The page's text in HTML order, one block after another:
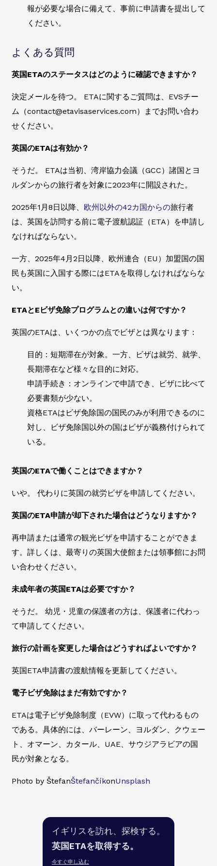
報が必要な場合に備えて、事前に申請書を提出して
ください。
よくある質問
英国ETAのステータスはどのように確認できますか？
決定メールを待つ。 ETAに関するご質問は、EVSチー
ム（contact@etavisaservices.com）までお問い合わ
せください。
英国のETAは有効か？
そうだ。 ETAは当初、湾岸協力会議（GCC）諸国とヨ
ルダンからの旅行者を対象に2023年に開設された。
2025年1月8日以降、 欧州以外の42カ国からの旅行者
は、英国を訪問する前に電子渡航認証（ETA）を申請し
なければならない。
一方、2025年4月2日以降、欧州連合（EU）加盟国の国
民も英国に入国する際にはETAを取得しなければならな
い。
ETAとEビザ免除プログラムとの違いは何ですか？
英国のETAは、いくつかの点でビザとは異なります：
目的：短期滞在が対象。一方、ビザは就労、就学、
長期滞在など様々な目的に対応。
申請手続き：オンラインで申請でき、ビザに比べて
必要書類が少ない。
資格ETAはビザ免除国の国民のみが利用できるのに
対し、ビザ免除国以外の国はビザが義務付けられて
いる。
英国のETAで働くことはできますか？
いや。 代わりに英国の就労ビザを申請してください。
英国のETA申請が却下された場合はどうなりますか？
再申請または通常の観光ビザを申請することができま
す。詳しくは、最寄りの英国大使館または領事館にお問
い合わせください。
未成年者の英国ETAは必要ですか？
そうだ。 幼児・児童の保護者の方は、保護者に代わっ
て申請してください。
旅行の計画を変更した場合はどうすればよいですか？
英国ETA申請書の渡航情報を更新してください。
電子ビザ免除はまだ有効ですか？
ETAは電子ビザ免除制度（EVW）に取って代わるもの
である。具体的には、バーレーン、ヨルダン、クウェー
ト、オマーン、カタール、UAE、サウジアラビアの国
民が対象となる。
Photo by ŠtefanŠtefančíkonUnsplash
イギリスを訪れ、探検する。
英国ETAを取得する。
今すぐ申し込む